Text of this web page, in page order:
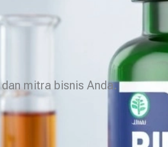
mitra bisnis Anda.